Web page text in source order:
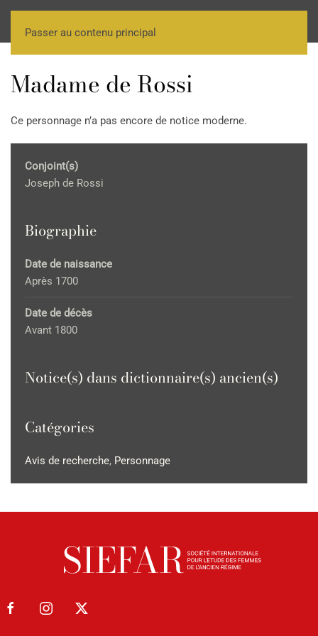
Passer au contenu principal
Madame de Rossi
Ce personnage n’a pas encore de notice moderne.
Conjoint(s)
Joseph de Rossi
Biographie
Date de naissance
Après 1700
Date de décès
Avant 1800
Notice(s) dans dictionnaire(s) ancien(s)
Catégories
Avis de recherche, Personnage